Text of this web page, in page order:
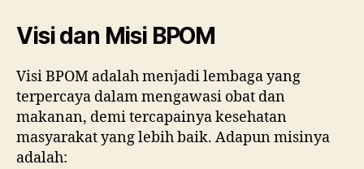
Visi dan Misi BPOM
Visi BPOM adalah menjadi lembaga yang
terpercaya dalam mengawasi obat dan
makanan, demi tercapainya kesehatan
masyarakat yang lebih baik. Adapun misinya
adalah: